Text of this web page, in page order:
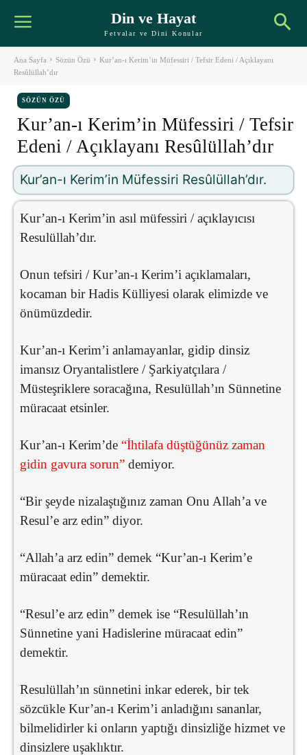
Din ve Hayat
Fetvalar ve Dini Konular
Ana Sayfa Sözün Özü
Kur’an-ı Kerim’in Müfessiri / Tefsir Edeni / Açıklayanı
Resûlüllah’dır
SÖZÜN ÖZÜ
Kur’an-ı Kerim’in Müfessiri / Tefsir
Edeni / Açıklayanı Resûlüllah’dır
Kur’an-ı Kerim’in Müfessiri Resûlüllah’dır.
Kur’an-ı Kerim’in asıl müfessiri / açıklayıcısı
Resulüllah’dır.
Onun tefsiri / Kur’an-ı Kerim’i açıklamaları,
kocaman bir Hadis Külliyesi olarak elimizde ve
önümüzdedir.
Kur’an-ı Kerim’i anlamayanlar, gidip dinsiz
imansız Oryantalistlere / Şarkiyatçılara /
Müsteşriklere soracağına, Resulüllah’ın Sünnetine
müracaat etsinler.
Kur’an-ı Kerim’de “İhtilafa düştüğünüz zaman
gidin gavura sorun” demiyor.
“Bir şeyde nizalaştığınız zaman Onu Allah’a ve
Resul’e arz edin” diyor.
“Allah’a arz edin” demek “Kur’an-ı Kerim’e
müracaat edin” demektir.
“Resul’e arz edin” demek ise “Resulüllah’ın
Sünnetine yani Hadislerine müracaat edin”
demektir.
Resulüllah’ın sünnetini inkar ederek, bir tek
sözcükle Kur’an-ı Kerim’i anladığını sananlar,
bilmelidirler ki onların yaptığı dinsizliğe hizmet ve
dinsizlere uşaklıktır.